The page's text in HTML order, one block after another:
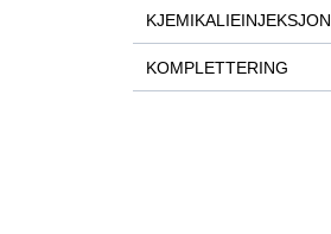
KJEMIKALIEINJEKSJON
KOMPLETTERING